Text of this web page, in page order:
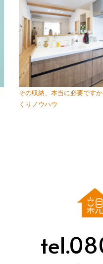
その収納、本当に必要です
くりノウハウ